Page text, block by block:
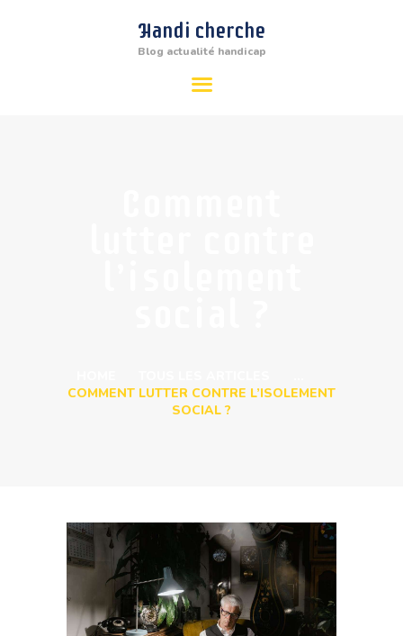
Handi cherche
Blog actualité handicap
COMMENT LUTTER CONTRE L’ISOLEMENT
SOCIAL ?
Handi cherche
Blog actualité handicap